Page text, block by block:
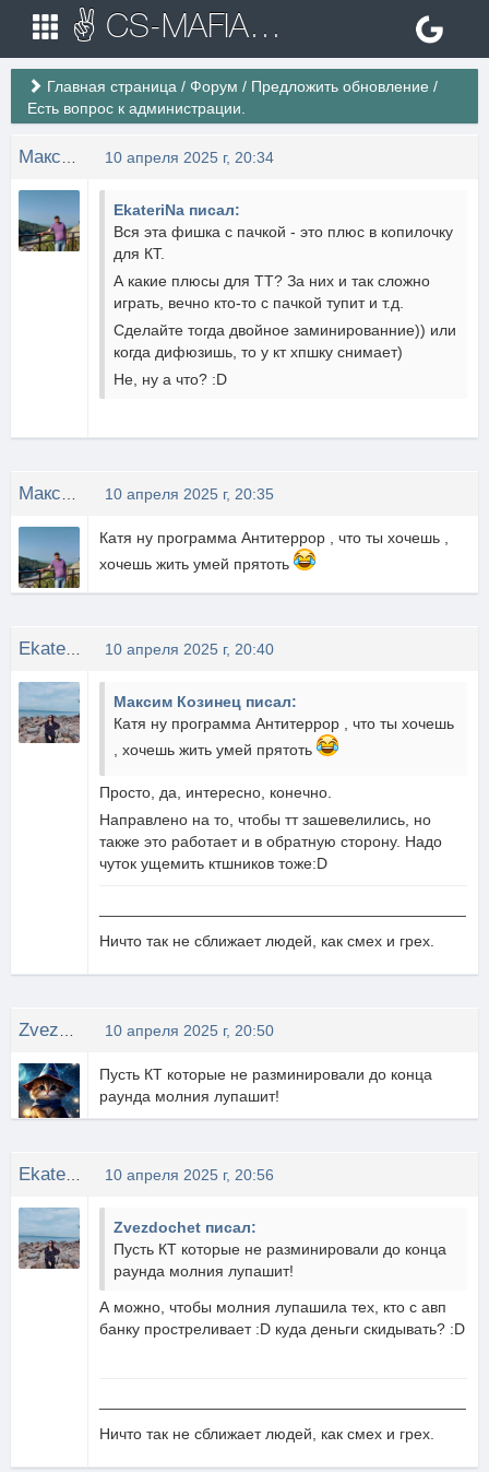
✌ CS-MAFIA.RU ✌ Игровые сервера Counter Strike 1.6
Главная страница / Форум / Предложить обновление /
Есть вопрос к администрации.
10 апреля 2025 г, 20:34
EkateriNa писал:
Вся эта фишка с пачкой - это плюс в копилочку
для КТ.
А какие плюсы для ТТ? За них и так сложно
играть, вечно кто-то с пачкой тупит и т.д.
Сделайте тогда двойное заминированние)) или
когда дифюзишь, то у кт хпшку снимает)
Не, ну а что? :D
10 апреля 2025 г, 20:35
Катя ну программа Антитеррор , что ты хочешь ,
хочешь жить умей прятоть
10 апреля 2025 г, 20:40
Максим Козинец писал:
Катя ну программа Антитеррор , что ты хочешь
, хочешь жить умей прятоть
Просто, да, интересно, конечно.
Направлено на то, чтобы тт зашевелились, но
также это работает и в обратную сторону. Надо
чуток ущемить ктшников тоже:D
Ничто так не сближает людей, как смех и грех.
10 апреля 2025 г, 20:50
Пусть КТ которые не разминировали до конца
раунда молния лупашит!
10 апреля 2025 г, 20:56
Zvezdochet писал:
Пусть КТ которые не разминировали до конца
раунда молния лупашит!
А можно, чтобы молния лупашила тех, кто с авп
банку простреливает :D куда деньги скидывать? :D
Ничто так не сближает людей, как смех и грех.